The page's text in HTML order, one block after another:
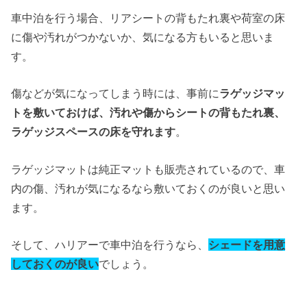
車中泊を行う場合、リアシートの背もたれ裏や荷室の床
に傷や汚れがつかないか、気になる方もいると思いま
す。
傷などが気になってしまう時には、事前にラゲッジマッ
トを敷いておけば、汚れや傷からシートの背もたれ裏、
ラゲッジスペースの床を守れます。
ラゲッジマットは純正マットも販売されているので、車
内の傷、汚れが気になるなら敷いておくのが良いと思い
ます。
そして、ハリアーで車中泊を行うなら、 シェードを用意
しておくのが良いでしょう。